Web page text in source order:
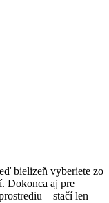
bielizeň vyberiete zo
Dokonca aj pre
– stačí len